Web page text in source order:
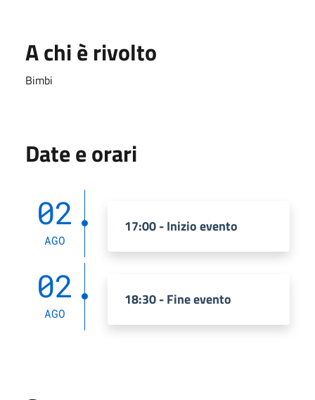
A chi è rivolto
Bimbi
Date e orari
02
AGO
17:00 - Inizio evento
02
AGO
18:30 - Fine evento